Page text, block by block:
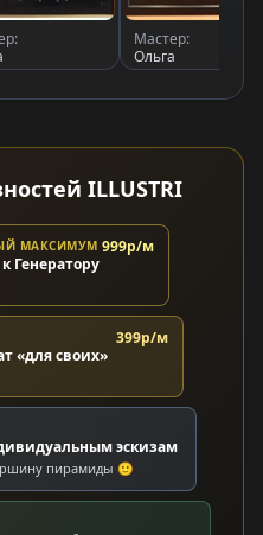
Мастер:
Ольга
ILLUSTRI
МАКСИМУМ
Генератору
999р/м
«для своих»
399р/м
эскизам
пирамиды 🙂